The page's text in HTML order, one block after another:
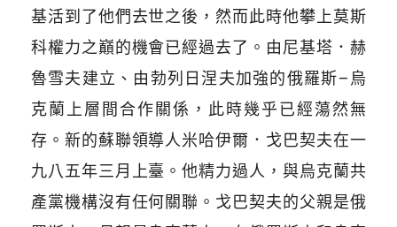
基活到了他們去世之後，然而此時他攀上莫斯
科權力之巔的機會已經過去了。由尼基塔．赫
魯雪夫建立、由勃列日涅夫加強的俄羅斯– 烏
克蘭上層間合作關係，此時幾乎已經蕩然無
存。新的蘇聯領導人米哈伊爾．戈巴契夫在一
九八五年三月上臺。他精力過人，與烏克蘭共
產黨機構沒有任何關聯。戈巴契夫的父親是俄